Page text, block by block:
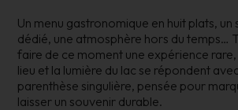
Un menu gastronomique en huit plats,
dédié, une atmosphère hors du temps…
faire de ce moment une expérience rare,
lieu et la lumière du lac se répondent
parenthèse singulière, pensée pour
laisser un souvenir durable.